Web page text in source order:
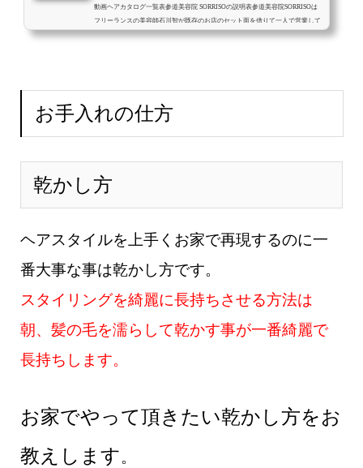
動画ヘアカタログ一覧表参道美容院 SORRISOの説明表参道美容院SORRISOは
フリーランスの美容師石川智が既存のお店のセット面を借りて一人で営業して
いる美容院です。最初から最後まで美容師石川智が一人で対応させて頂きま
お手入れの仕方
乾かし方
ヘアスタイルを上手くお家で再現するのに一
番大事な事は乾かし方です。
スタイリングを綺麗に長持ちさせる方法は
朝、髪の毛を濡らして乾かす事が一番綺麗で
長持ちします。
お家でやって頂きたい乾かし方をお
教えします。